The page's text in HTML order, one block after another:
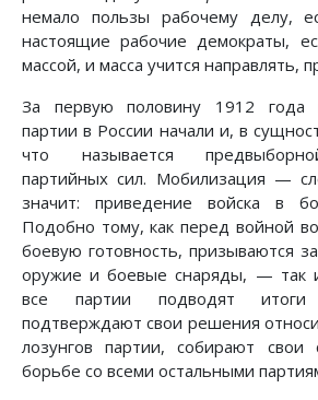
немало пользы рабочему делу,
настоящие рабочие демократы,
массой, и масса учится направлять,
За первую половину 1912 года
партии в России начали и, в
что называется
партийных сил. Мобилизация —
значит: приведение войска в
Подобно тому, как перед войной
боевую готовность, призываются
оружие и боевые снаряды, — так
все партии подводят
подтверждают свои решения
лозунгов партии, собирают свои
борьбе со всеми остальными